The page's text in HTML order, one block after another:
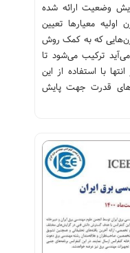
وضعیت ارائه شده
معیارها تعیین
که به کمک روش
ترکیب می‌شود تا
با استفاده از این
قدرت جهت پایش